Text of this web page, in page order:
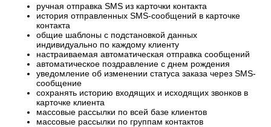
ручная отправка SMS из карточки контакта
история отправленных SMS-сообщений в карточке
контакта
общие шаблоны с подстановкой данных
индивидуально по каждому клиенту
настраиваемая автоматическая отправка сообщений
автоматическое поздравление с днем рождения
уведомление об изменении статуса заказа через SMS-
сообщение
сохранять историю входящих и исходящих звонков в
карточке клиента
массовые рассылки по всей базе клиентов
массовые рассылки по группам контактов